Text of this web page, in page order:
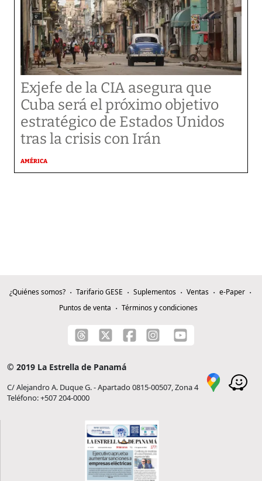
Exjefe de la CIA asegura que
Cuba será el próximo objetivo
estratégico de Estados Unidos
tras la crisis con Irán
AMÉRICA
¿Quiénes somos? Tarifario GESE Suplementos Ventas
e-Paper
Puntos de venta
Términos y condiciones
© 2019 La Estrella de Panamá
C/ Alejandro A. Duque G. - Apartado 0815-00507, Zona 4
Teléfono: +507 204-0000